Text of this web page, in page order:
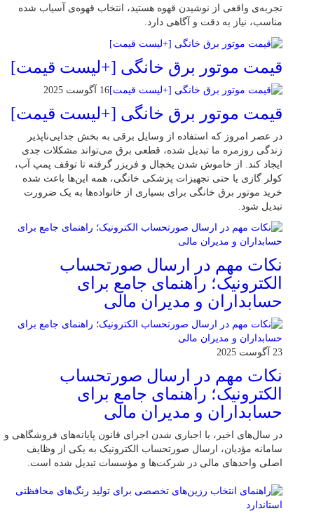
تجربه‌ی واقعی از نوشیدن قهوه هستید، انتخاب قهوه‌ی آسیاب شده
مناسب، نیاز به دقت و آگاهی دارد.
قیمت موتور برق خانگی [+لیست قیمت]
16 آگوست 2025
قیمت موتور برق خانگی [+لیست قیمت]
در عصر امروز که استفاده از وسایل برقی به بخش جدایی‌ناپذیر
زندگی روزمره ما تبدیل شده، قطعی برق می‌تواند مشکلات جدی
ایجاد کند. از خاموش شدن یخچال و فریزر گرفته تا توقف پمپ آب،
کولر گازی یا حتی تجهیزات پزشکی خانگی، همه این‌ها باعث شده
خرید موتور برق خانگی برای بسیاری از خانواده‌ها به یک ضرورت
تبدیل شود.
نکات مهم در ارسال صورتحساب
الکترونیک؛ راهنمای جامع برای
حسابداران و مدیران مالی
23 آگوست 2025
نکات مهم در ارسال صورتحساب
الکترونیک؛ راهنمای جامع برای
حسابداران و مدیران مالی
در سال‌های اخیر، با اجباری شدن اجرای قانون پایانه‌های فروشگاهی و
سامانه مؤدیان، ارسال صورتحساب الکترونیک به یکی از وظایف
اصلی واحدهای مالی در شرکت‌ها و مؤسسات تبدیل شده است.